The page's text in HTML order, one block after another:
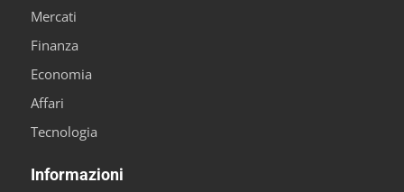
Mercati
Finanza
Economia
Affari
Tecnologia
Informazioni